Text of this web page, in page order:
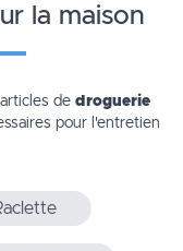
la maison
de droguerie
pour l'entretien